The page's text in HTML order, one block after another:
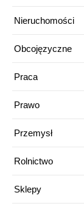
Nieruchomości
Obcojęzyczne
Praca
Prawo
Przemysł
Rolnictwo
Sklepy